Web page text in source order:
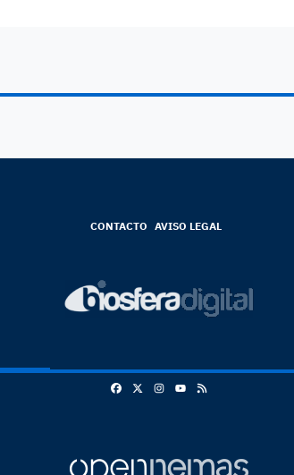
CONTACTO AVISO LEGAL
FacebookInstagram